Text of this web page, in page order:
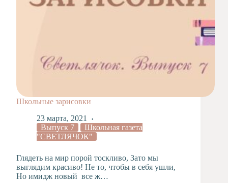
Школьные зарисовки
23 марта, 2021
Выпуск 7
Школьная газета
"СВЕТЛЯЧОК"
Глядеть на мир порой тоскливо, Зато мы
выглядим красиво! Не то, чтобы в себя ушли,
Но имидж новый все ж…